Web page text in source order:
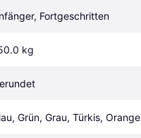
Fortgeschritten
kg
Grün, Grau, Türkis, Orange